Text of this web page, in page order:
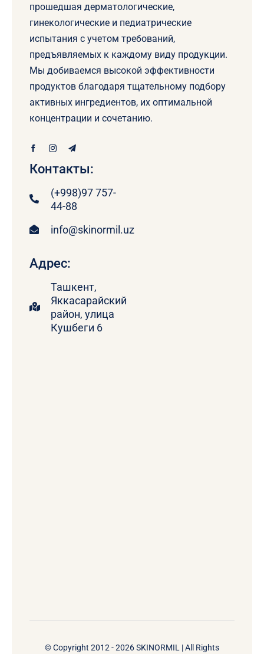
прошедшая дерматологические,
гинекологические и педиатрические
испытания с учетом требований,
предъявляемых к каждому виду продукции.
Мы добиваемся высокой эффективности
продуктов благодаря тщательному подбору
активных ингредиентов, их оптимальной
концентрации и сочетанию.
Контакты:
(+998)97 757-
44-88
info@skinormil.uz
Адрес:
Ташкент,
Яккасарайский
район, улица
Кушбеги 6
© Copyright 2012 - 2026 SKINORMIL | All Rights